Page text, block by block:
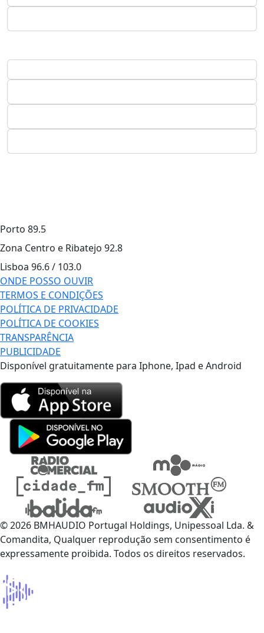
Porto 89.5
Zona Centro e Ribatejo 92.8
Lisboa 96.6 / 103.0
ONDE POSSO OUVIR
TERMOS E CONDIÇÕES
POLÍTICA DE PRIVACIDADE
POLÍTICA DE COOKIES
TRANSPARÊNCIA
PUBLICIDADE
Disponível gratuitamente para Iphone, Ipad e Android
© 2026 BMHAUDIO Portugal Holdings, Unipessoal Lda. &
Comandita, Qualquer reprodução sem consentimento é
expressamente proibida. Todos os direitos reservados.